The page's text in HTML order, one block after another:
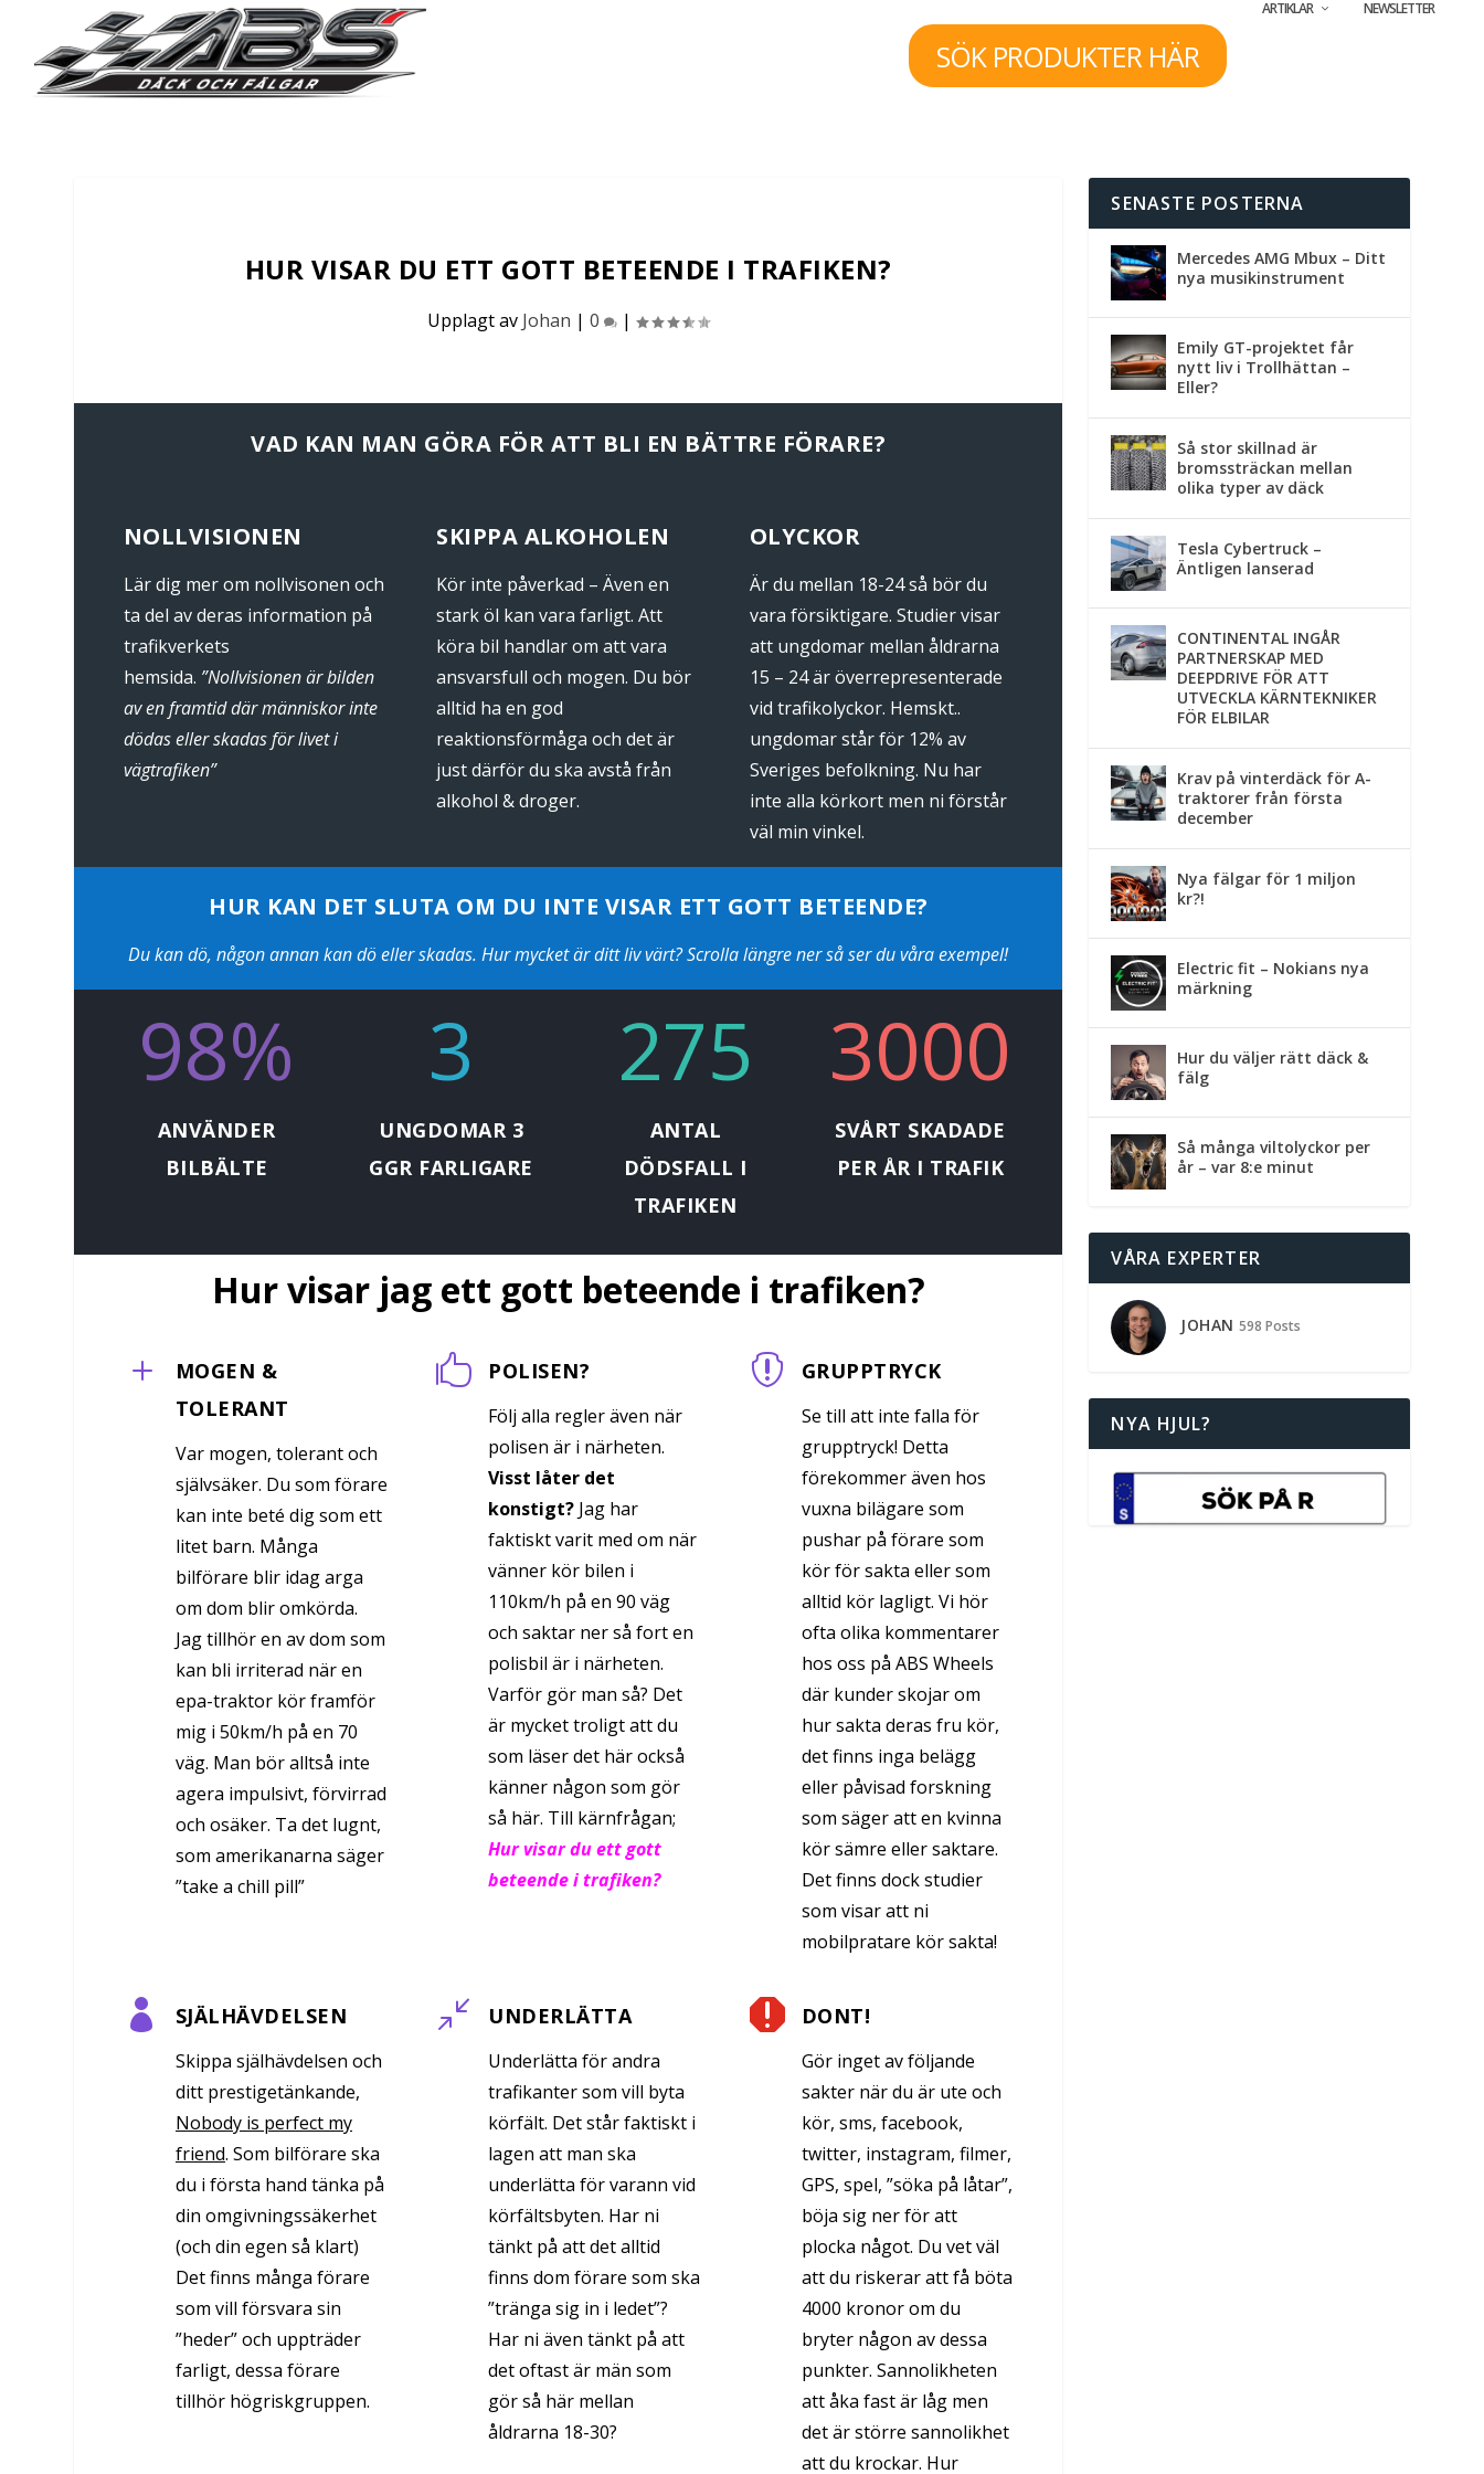
SÖK PRODUKTER HÄR
ARTIKLAR NEWSLETTER
HUR VISAR DU ETT GOTT BETEENDE I TRAFIKEN?
Upplagt av Johan |0 |
VAD KAN MAN GÖRA FÖR ATT BLI EN BÄTTRE FÖRARE?
NOLLVISIONEN
Lär dig mer om nollvisonen och
ta del av deras information på
trafikverkets
hemsida. ”Nollvisionen är bilden
av en framtid där människor inte
dödas eller skadas för livet i
vägtrafiken”
SKIPPA ALKOHOLEN
Kör inte påverkad – Även en
stark öl kan vara farligt. Att
köra bil handlar om att vara
ansvarsfull och mogen. Du bör
alltid ha en god
reaktionsförmåga och det är
just därför du ska avstå från
alkohol & droger.
OLYCKOR
Är du mellan 18-24 så bör du
vara försiktigare. Studier visar
att ungdomar mellan åldrarna
15 – 24 är överrepresenterade
vid trafikolyckor. Hemskt..
ungdomar står för 12% av
Sveriges befolkning. Nu har
inte alla körkort men ni förstår
väl min vinkel.
HUR KAN DET SLUTA OM DU INTE VISAR ETT GOTT BETEENDE?
Du kan dö, någon annan kan dö eller skadas. Hur mycket är ditt liv värt? Scrolla längre ner så ser du våra exempel!
98%
ANVÄNDER
BILBÄLTE
3
UNGDOMAR 3
GGR FARLIGARE
275
ANTAL
DÖDSFALL I
TRAFIKEN
3000
SVÅRT SKADADE
PER ÅR I TRAFIK
Hur visar jag ett gott beteende i trafiken?
L
MOGEN &
TOLERANT
Var mogen, tolerant och
självsäker. Du som förare
kan inte beté dig som ett
litet barn. Många
bilförare blir idag arga
om dom blir omkörda.
Jag tillhör en av dom som
kan bli irriterad när en
epa-traktor kör framför
mig i 50km/h på en 70
väg. Man bör alltså inte
agera impulsivt, förvirrad
och osäker. Ta det lugnt,
som amerikanarna säger
”take a chill pill”
 POLISEN?
Följ alla regler även när
polisen är i närheten.
Visst låter det
konstigt? Jag har
faktiskt varit med om när
vänner kör bilen i
110km/h på en 90 väg
och saktar ner så fort en
polisbil är i närheten.
Varför gör man så? Det
är mycket troligt att du
som läser det här också
känner någon som gör
så här. Till kärnfrågan;
Hur visar du ett gott
beteende i trafiken?
 GRUPPTRYCK
Se till att inte falla för
grupptryck! Detta
förekommer även hos
vuxna bilägare som
pushar på förare som
kör för sakta eller som
alltid kör lagligt. Vi hör
ofta olika kommentarer
hos oss på ABS Wheels
där kunder skojar om
hur sakta deras fru kör,
det finns inga belägg
eller påvisad forskning
som säger att en kvinna
kör sämre eller saktare.
Det finns dock studier
som visar att ni
mobilpratare kör sakta!
 SJÄLHÄVDELSEN
Skippa själhävdelsen och
ditt prestigetänkande,
Nobody is perfect my
friend. Som bilförare ska
du i första hand tänka på
din omgivningssäkerhet
(och din egen så klart)
Det finns många förare
som vill försvara sin
”heder” och uppträder
farligt, dessa förare
tillhör högriskgruppen.
/ UNDERLÄTTA
Underlätta för andra
trafikanter som vill byta
körfält. Det står faktiskt i
lagen att man ska
underlätta för varann vid
körfältsbyten. Har ni
tänkt på att det alltid
finns dom förare som ska
”tränga sig in i ledet”?
Har ni även tänkt på att
det oftast är män som
gör så här mellan
åldrarna 18-30?
 DONT!
Gör inget av följande
sakter när du är ute och
kör, sms, facebook,
twitter, instagram, filmer,
GPS, spel, ”söka på låtar”,
böja sig ner för att
plocka något. Du vet väl
att du riskerar att få böta
4000 kronor om du
bryter någon av dessa
punkter. Sannolikheten
att åka fast är låg men
det är större sannolikhet
att du krockar. Hur
SENASTE POSTERNA
Mercedes AMG Mbux – Ditt
nya musikinstrument
Emily GT-projektet får
nytt liv i Trollhättan –
Eller?
Så stor skillnad är
bromssträckan mellan
olika typer av däck
Tesla Cybertruck –
Äntligen lanserad
CONTINENTAL INGÅR
PARTNERSKAP MED
DEEPDRIVE FÖR ATT
UTVECKLA KÄRNTEKNIKER
FÖR ELBILAR
Krav på vinterdäck för A-
traktorer från första
december
Nya fälgar för 1 miljon
kr?!
Electric fit – Nokians nya
märkning
Hur du väljer rätt däck &
fälg
Så många viltolyckor per
år – var 8:e minut
VÅRA EXPERTER
JOHAN 598 Posts
NYA HJUL?